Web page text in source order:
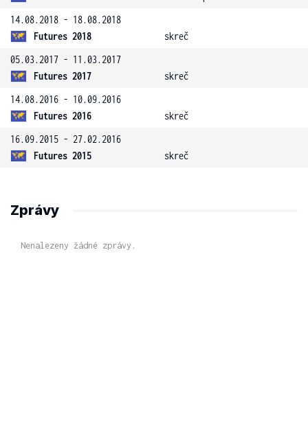
14.08.2018 - 18.08.2018
Futures 2018
skreč
05.03.2017 - 11.03.2017
Futures 2017
skreč
14.08.2016 - 10.09.2016
Futures 2016
skreč
16.09.2015 - 27.02.2016
Futures 2015
skreč
Zprávy
Nenalezeny žádné zprávy.